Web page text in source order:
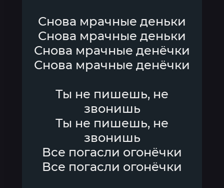
Снова мрачные деньки
Снова мрачные деньки
Снова мрачные денёчки
Снова мрачные денёчки
Ты не пишешь, не
звонишь
Ты не пишешь, не
звонишь
Все погасли огонёчки
Все погасли огонёчки